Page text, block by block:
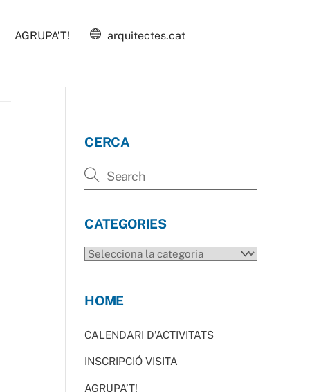
AGRUPA’T! arquitectes.cat
CERCA
CATEGORIES
CATEGORIES
HOME
CALENDARI D’ACTIVITATS
INSCRIPCIÓ VISITA
AGRUPA’T!